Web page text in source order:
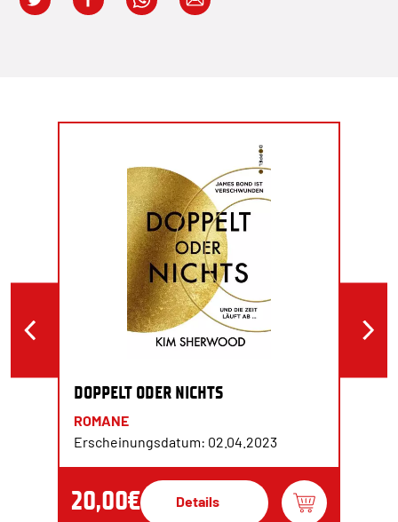
DOPPELT ODER NICHTS
ROMANE
Erscheinungsdatum: 02.04.2023
20,00€ Details